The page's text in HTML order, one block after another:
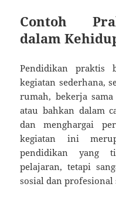
Contoh
dalam
Pendidikan praktis
kegiatan sederhana,
rumah, bekerja
atau bahkan dalam
dan menghargai
kegiatan ini
pendidikan yang
pelajaran, tetapi
sosial dan profesional